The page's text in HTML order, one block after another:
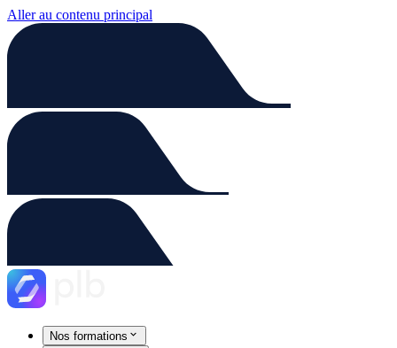
Aller au contenu principal
Nos formations